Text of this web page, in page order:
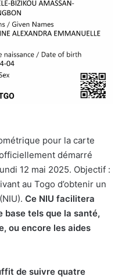
pour la carte
démarré
12 mai 2025. Objectif :
au Togo d’obtenir un
Ce NIU facilitera
base tels que la santé,
ou encore les aides
de suivre quatre